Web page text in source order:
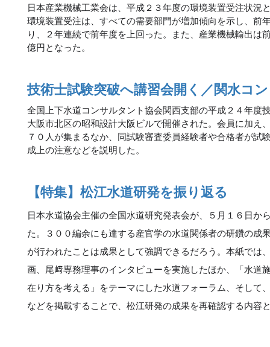
日本産業機械工業会は、平成２３年度の環境装置受注状況
環境装置受注は、すべての需要部門が増加傾向を示し、前
り、２年連続で前年度を上回った。また、産業機械輸出は
億円となった。
技術士試験突破へ講習会開く／関水コン
全国上下水道コンサルタント協会関西支部の平成２４年度
大阪市北区の昭和設計大阪ビルで開催された。会員に加え
７０人が集まるなか、同試験審査委員経験者や合格者が試
成上の注意などを説明した。
【特集】松江水道研発を振り返る
日本水道協会主催の全国水道研究発表会が、５月１６日か
た。３００編余にも達する産官学の水道関係者の研鑽の成
が行われたことは成果として強調できるだろう。本紙では
画、尾﨑専務理事のインタビューを実施したほか、「水道
在り方を考える」をテーマにした水道フォーラム、そして
などを掲載することで、松江研発の成果を再確認する内容